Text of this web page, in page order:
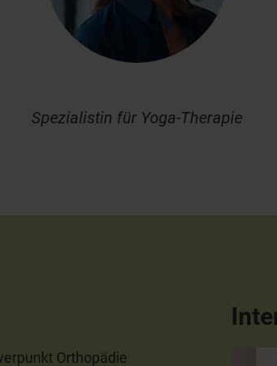
Spezialistin für Yoga-Therapie
Orthopädie